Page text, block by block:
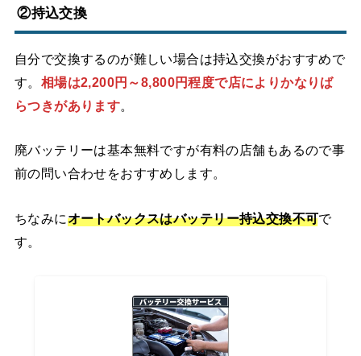
②持込交換
自分で交換するのが難しい場合は持込交換がおすすめで
す。 相場は2,200円～8,800円程度で店によりかなりば
らつきがあります。
廃バッテリーは基本無料ですが有料の店舗もあるので事
前の問い合わせをおすすめします。
ちなみにオートバックスはバッテリー持込交換不可で
す。